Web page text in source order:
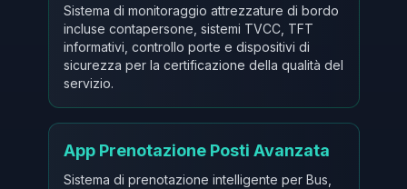
Sistema di monitoraggio attrezzature di bordo
incluse contapersone, sistemi TVCC, TFT
informativi, controllo porte e dispositivi di
sicurezza per la certificazione della qualità del
servizio.
App Prenotazione Posti Avanzata
Sistema di prenotazione intelligente per Bus,